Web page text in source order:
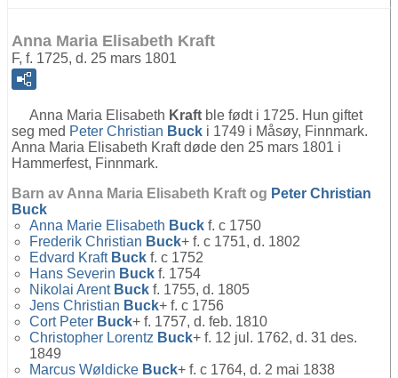
Anna Maria Elisabeth Kraft
F, f. 1725, d. 25 mars 1801
Anna Maria Elisabeth Kraft ble født i 1725. Hun giftet
seg med Peter Christian Buck i 1749 i Måsøy, Finnmark.
Anna Maria Elisabeth Kraft døde den 25 mars 1801 i
Hammerfest, Finnmark.
Barn av Anna Maria Elisabeth Kraft og Peter Christian
Buck
Anna Marie Elisabeth Buck f. c 1750
Frederik Christian Buck+ f. c 1751, d. 1802
Edvard Kraft Buck f. c 1752
Hans Severin Buck f. 1754
Nikolai Arent Buck f. 1755, d. 1805
Jens Christian Buck+ f. c 1756
Cort Peter Buck+ f. 1757, d. feb. 1810
Christopher Lorentz Buck+ f. 12 jul. 1762, d. 31 des.
1849
Marcus Wøldicke Buck+ f. c 1764, d. 2 mai 1838